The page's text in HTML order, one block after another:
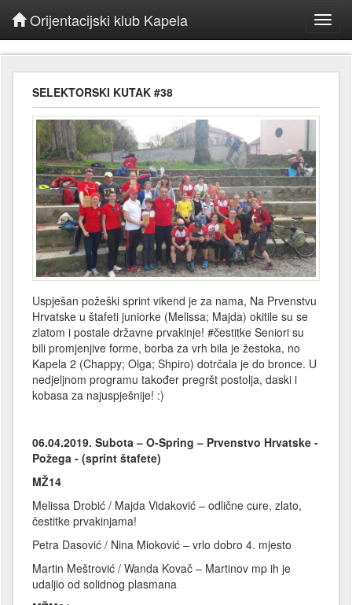
Orijentacijski klub Kapela
SELEKTORSKI KUTAK #38
Uspješan požeški sprint vikend je za nama, Na Prvenstvu
Hrvatske u štafeti juniorke (Melissa; Majda) okitile su se
zlatom i postale državne prvakinje! #čestitke Seniori su
bili promjenjive forme, borba za vrh bila je žestoka, no
Kapela 2 (Chappy; Olga; Shpiro) dotrčala je do bronce. U
nedjeljnom programu također pregršt postolja, daski i
kobasa za najuspješnije! :)
06.04.2019. Subota – O-Spring – Prvenstvo Hrvatske -
Požega - (sprint štafete)
MŽ14
Melissa Drobić / Majda Vidaković – odlične cure, zlato,
čestitke prvakinjama!
Petra Dasović / Nina Mioković – vrlo dobro 4. mjesto
Martin Meštrović / Wanda Kovač – Martinov mp ih je
udaljio od solidnog plasmana